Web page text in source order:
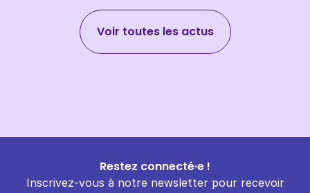
Voir toutes les actus
Restez connecté·e !
Inscrivez-vous à notre newsletter pour recevoir